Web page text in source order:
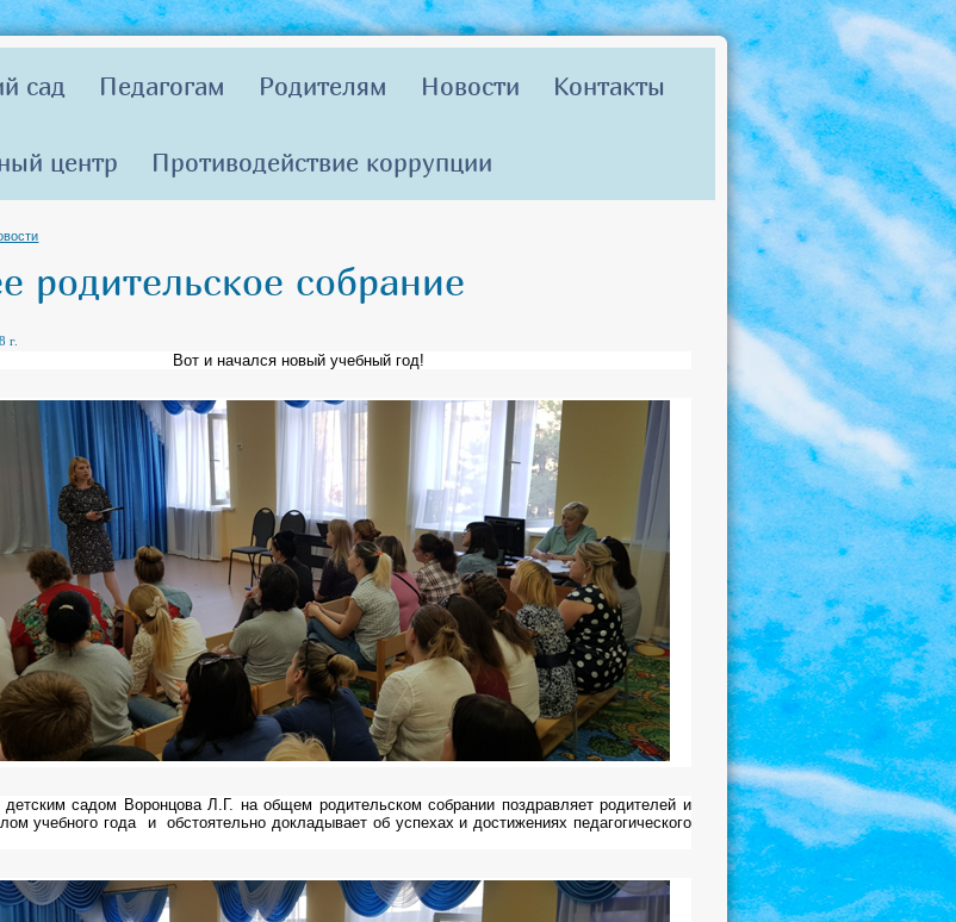
сад Педагогам Родителям Новости Контакты
центр Противодействие коррупции
родительское собрание
г.
Вот и начался новый учебный год!
садом Воронцова Л.Г. на общем родительском собрании поздравляет родителей и
учебного года
и
обстоятельно докладывает об успехах и достижениях педагогического